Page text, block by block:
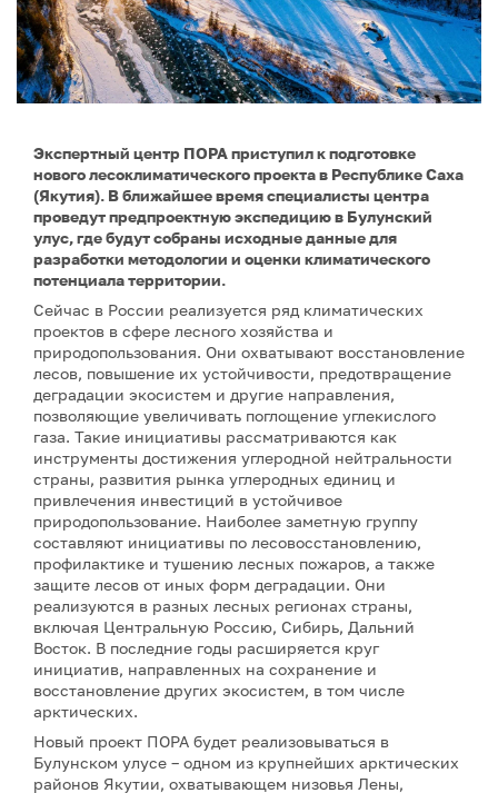
Экспертный центр ПОРА приступил к подготовке
нового лесоклиматического проекта в Республике Саха
(Якутия). В ближайшее время специалисты центра
проведут предпроектную экспедицию в Булунский
улус, где будут собраны исходные данные для
разработки методологии и оценки климатического
потенциала территории.
Сейчас в России реализуется ряд климатических
проектов в сфере лесного хозяйства и
природопользования. Они охватывают восстановление
лесов, повышение их устойчивости, предотвращение
деградации экосистем и другие направления,
позволяющие увеличивать поглощение углекислого
газа. Такие инициативы рассматриваются как
инструменты достижения углеродной нейтральности
страны, развития рынка углеродных единиц и
привлечения инвестиций в устойчивое
природопользование. Наиболее заметную группу
составляют инициативы по лесовосстановлению,
профилактике и тушению лесных пожаров, а также
защите лесов от иных форм деградации. Они
реализуются в разных лесных регионах страны,
включая Центральную Россию, Сибирь, Дальний
Восток. В последние годы расширяется круг
инициатив, направленных на сохранение и
восстановление других экосистем, в том числе
арктических.
Новый проект ПОРА будет реализовываться в
Булунском улусе – одном из крупнейших арктических
районов Якутии, охватывающем низовья Лены,